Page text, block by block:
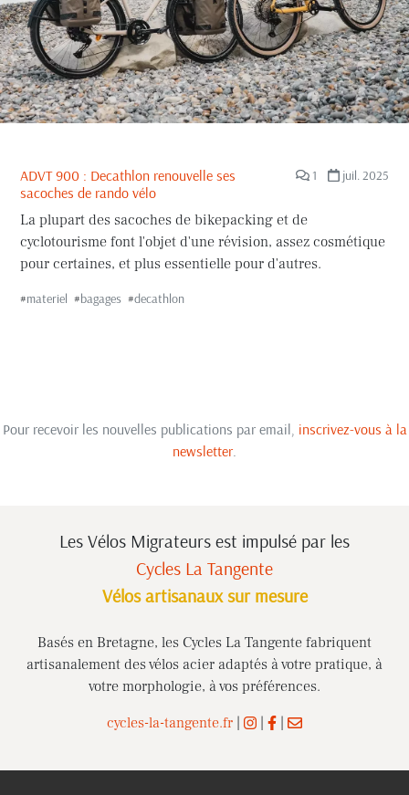
1 juil. 2025
ADVT 900 : Decathlon renouvelle ses
sacoches de rando vélo
La plupart des sacoches de bikepacking et de
cyclotourisme font l'objet d'une révision, assez cosmétique
pour certaines, et plus essentielle pour d'autres.
#materiel #bagages #decathlon
Pour recevoir les nouvelles publications par email, inscrivez-vous à la
newsletter.
Les Vélos Migrateurs est impulsé par les
Cycles La Tangente
Vélos artisanaux sur mesure
Basés en Bretagne, les Cycles La Tangente fabriquent
artisanalement des vélos acier adaptés à votre pratique, à
votre morphologie, à vos préférences.
cycles-la-tangente.fr